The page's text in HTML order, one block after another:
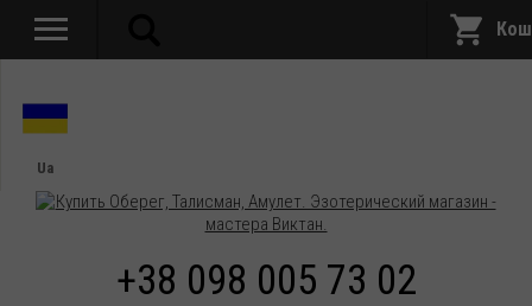
Ua
+38 098 005 73 02